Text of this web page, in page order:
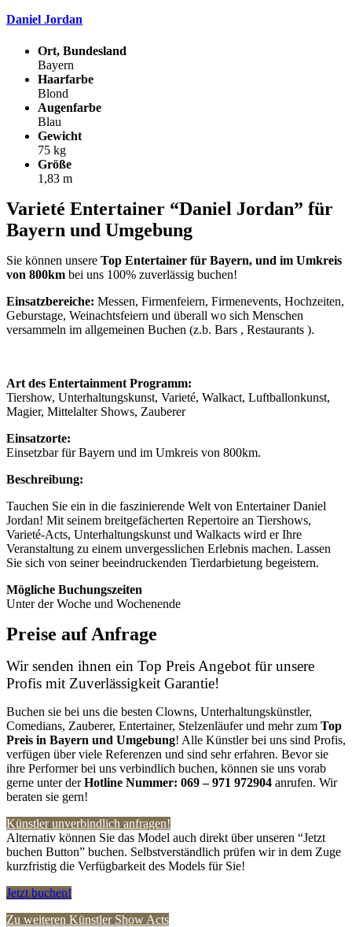
Daniel Jordan
Ort, Bundesland
Bayern
Haarfarbe
Blond
Augenfarbe
Blau
Gewicht
75 kg
Größe
1,83 m
Varieté Entertainer “Daniel Jordan” für
Bayern und Umgebung
Sie können unsere Top Entertainer für Bayern, und im Umkreis
von 800km bei uns 100% zuverlässig buchen!
Einsatzbereiche: Messen, Firmenfeiern, Firmenevents, Hochzeiten,
Geburstage, Weinachtsfeiern und überall wo sich Menschen
versammeln im allgemeinen Buchen (z.b. Bars , Restaurants ).
Art des Entertainment Programm:
Tiershow, Unterhaltungskunst, Varieté, Walkact, Luftballonkunst,
Magier, Mittelalter Shows, Zauberer
Einsatzorte:
Einsetzbar für Bayern und im Umkreis von 800km.
Beschreibung:
Tauchen Sie ein in die faszinierende Welt von Entertainer Daniel
Jordan! Mit seinem breitgefächerten Repertoire an Tiershows,
Varieté-Acts, Unterhaltungskunst und Walkacts wird er Ihre
Veranstaltung zu einem unvergesslichen Erlebnis machen. Lassen
Sie sich von seiner beeindruckenden Tierdarbietung begeistern.
Mögliche Buchungszeiten
Unter der Woche und Wochenende
Preise auf Anfrage
Wir senden ihnen ein Top Preis Angebot für unsere
Profis mit Zuverlässigkeit Garantie!
Buchen sie bei uns die besten Clowns, Unterhaltungskünstler,
Comedians, Zauberer, Entertainer, Stelzenläufer und mehr zum Top
Preis in Bayern und Umgebung! Alle Künstler bei uns sind Profis,
verfügen über viele Referenzen und sind sehr erfahren. Bevor sie
ihre Performer bei uns verbindlich buchen, können sie uns vorab
gerne unter derHotline Nummer: 069 – 971 972904 anrufen. Wir
beraten sie gern!
Künstler unverbindlich anfragen!
Alternativ können Sie das Model auch direkt über unseren “Jetzt
buchen Button” buchen. Selbstverständlich prüfen wir in dem Zuge
kurzfristig die Verfügbarkeit des Models für Sie!
Jetzt buchen!
Zu weiteren Künstler Show Acts